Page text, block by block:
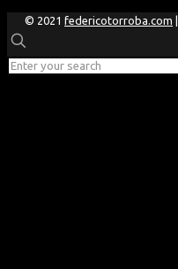
© 2021 federicotorroba.com